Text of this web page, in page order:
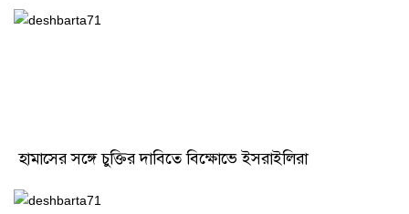
হামাসের সঙ্গে চুক্তির দাবিতে বিক্ষোভে ইসরাইলিরা